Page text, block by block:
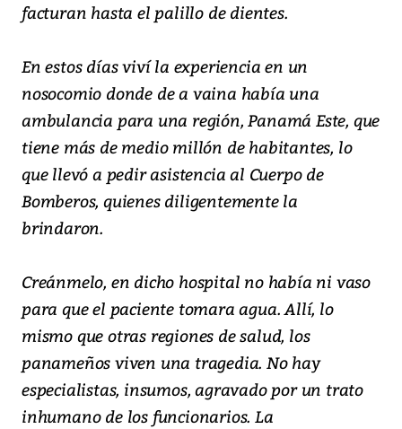
facturan hasta el palillo de dientes.
En estos días viví la experiencia en un
nosocomio donde de a vaina había una
ambulancia para una región, Panamá Este, que
tiene más de medio millón de habitantes, lo
que llevó a pedir asistencia al Cuerpo de
Bomberos, quienes diligentemente la
brindaron.
Creánmelo, en dicho hospital no había ni vaso
para que el paciente tomara agua. Allí, lo
mismo que otras regiones de salud, los
panameños viven una tragedia. No hay
especialistas, insumos, agravado por un trato
inhumano de los funcionarios. La